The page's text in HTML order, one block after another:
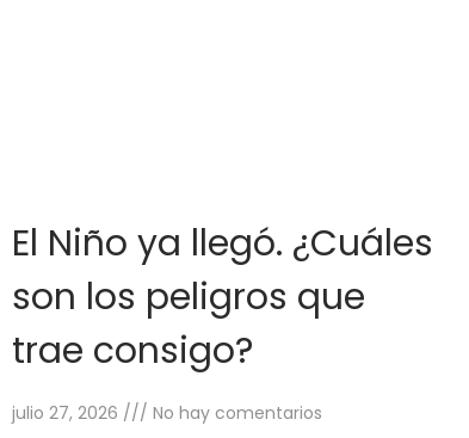
El Niño ya llegó. ¿Cuáles
son los peligros que
trae consigo?
julio 27, 2026
No hay comentarios